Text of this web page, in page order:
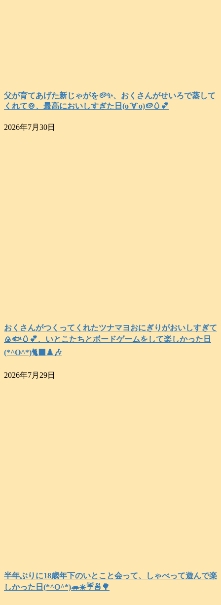
父が育てあげた新じゃがを🥔✨️、おくさんがせいろで蒸して
くれて🍲、最高においしすぎた日(о´∀`о)🥔🥚💕
2026年7月30日
おくさんがつくってくれたツナマヨおにぎりがおいしすぎて
🍙🐟️🥚💕、いとこたちとボードゲームをして楽しかった日
(*^O^*)🐈‍⬛♟️🎶
2026年7月29日
半年ぶりに18歳年下のいとこと会って、しゃべって遊んで楽
しかった日(*^O^*)🦔☀️☔🍜🌳